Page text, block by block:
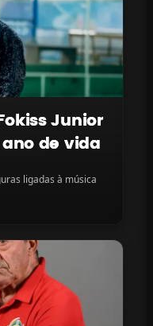
Junior
de vida
ligadas à música